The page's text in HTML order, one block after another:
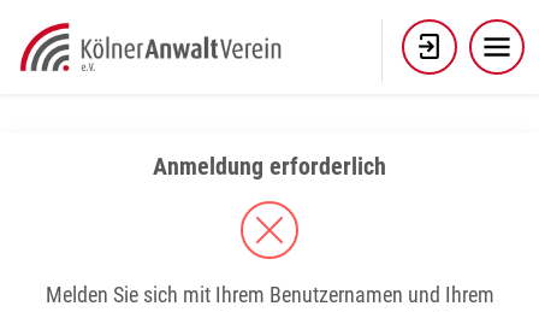
content
Anmeldung erforderlich
Melden Sie sich mit Ihrem Benutzernamen und Ihrem